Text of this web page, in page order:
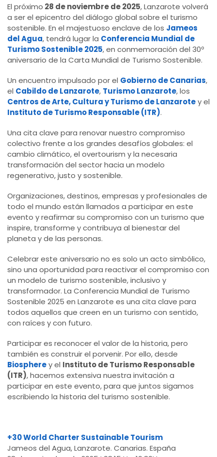
El próximo 28 de noviembre de 2025, Lanzarote volverá
a ser el epicentro del diálogo global sobre el turismo
sostenible. En el majestuoso enclave de los Jameos
del Agua, tendrá lugar la Conferencia Mundial de
Turismo Sostenible 2025, en conmemoración del 30º
aniversario de la Carta Mundial de Turismo Sostenible.
Un encuentro impulsado por el Gobierno de Canarias,
el Cabildo de Lanzarote, Turismo Lanzarote, los
Centros de Arte, Cultura y Turismo de Lanzarotey el
Instituto de Turismo Responsable (ITR).
Una cita clave para renovar nuestro compromiso
colectivo frente a los grandes desafíos globales: el
cambio climático, el overtourism y la necesaria
transformación del sector hacia un modelo
regenerativo, justo y sostenible.
Organizaciones, destinos, empresas y profesionales de
todo el mundo están llamados a participar en este
evento y reafirmar su compromiso con un turismo que
inspire, transforme y contribuya al bienestar del
planeta y de las personas.
Celebrar este aniversario no es solo un acto simbólico,
sino una oportunidad para reactivar el compromiso con
un modelo de turismo sostenible, inclusivo y
transformador. La Conferencia Mundial de Turismo
Sostenible 2025 en Lanzarote es una cita clave para
todos aquellos que creen en un turismo con sentido,
con raíces y con futuro.
Participar es reconocer el valor de la historia, pero
también es construir el porvenir. Por ello, desde
Biospherey el Instituto de Turismo Responsable
(ITR), hacemos extensiva nuestra invitación a
participar en este evento, para que juntos sigamos
escribiendo la historia del turismo sostenible.
+30 World Charter Sustainable Tourism
Jameos del Agua, Lanzarote. Canarias. España